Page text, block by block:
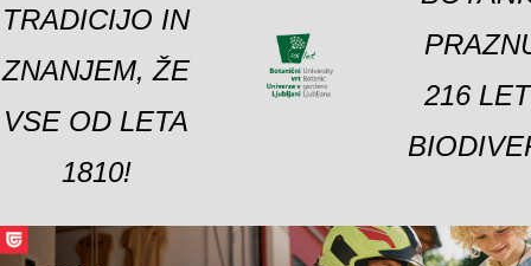
TRADICIJO IN
ZNANJEM, ŽE
VSE OD LETA
1810!
216